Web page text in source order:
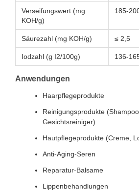
Verseifungswert (mg
KOH/g)
185-
Säurezahl (mg KOH/g) ≤ 2,5
Iodzahl (g I2/100g) 136-
Anwendungen
Haarpflegeprodukte
Reinigungsprodukte
Gesichtsreiniger)
Hautpflegeprodukte (Creme,
Anti-Aging-Seren
Reparatur-Balsame
Lippenbehandlungen